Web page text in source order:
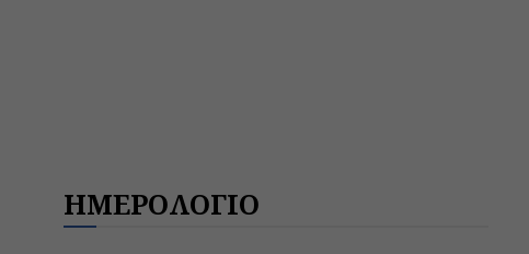
ΗΜΕΡΟΛΟΓΙΟ